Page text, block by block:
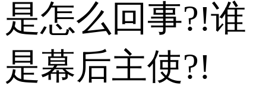
是怎么回事?!谁
是幕后主使?!